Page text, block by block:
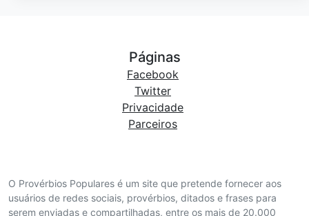
O Provérbios Populares é um site que pretende fornecer aos
usuários de redes sociais, provérbios, ditados e frases para
serem enviadas e compartilhadas, entre os mais de 20.000
Páginas
Facebook
Twitter
Privacidade
Parceiros